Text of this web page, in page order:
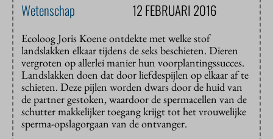
Wetenschap 12 FEBRUARI 2016
Ecoloog Joris Koene ontdekte met welke stof
landslakken elkaar tijdens de seks beschieten. Dieren
vergroten op allerlei manier hun voorplantingssucces.
Landslakken doen dat door liefdespijlen op elkaar af te
schieten. Deze pijlen worden dwars door de huid van
de partner gestoken, waardoor de spermacellen van de
schutter makkelijker toegang krijgt tot het vrouwelijke
sperma-opslagorgaan van de ontvanger.